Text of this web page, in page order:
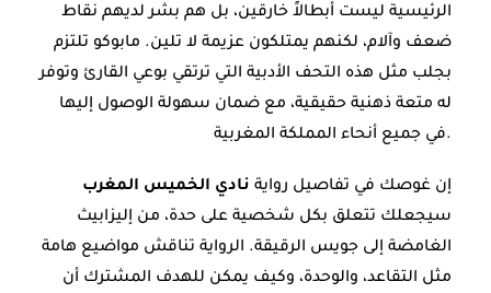
الرئيسية ليست أبطالاً خارقين، بل هم بشر لديهم نقاط
ضعف وآلام، لكنهم يمتلكون عزيمة لا تلين. مابوكو تلتزم
بجلب مثل هذه التحف الأدبية التي ترتقي بوعي القارئ وتوفر
له متعة ذهنية حقيقية، مع ضمان سهولة الوصول إليها
في جميع أنحاء المملكة المغربية.
إن غوصك في تفاصيل رواية نادي الخميس المغرب
سيجعلك تتعلق بكل شخصية على حدة، من إليزابيث
الغامضة إلى جويس الرقيقة. الرواية تناقش مواضيع هامة
مثل التقاعد، والوحدة، وكيف يمكن للهدف المشترك أن